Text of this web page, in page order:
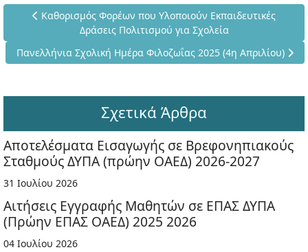
Προηγούμενο άρθρο: Καθορισμός Φορέων που Υλοποιούν
Καθορισμός Φορέων που Υλοποιούν Εκπαιδευτικές
Δράσεις Πολιτισμού για Σχολεία
Επόμενο άρθρο: Πανελλήνια Σχολική Ημέρα Φιλοζωΐας 2025
Πανελλήνια Σχολική Ημέρα Φιλοζωΐας 2025 (4η Απριλίου)
Σχετικά Άρθρα
Αποτελέσματα Εισαγωγής σε Βρεφονηπιακούς
Σταθμούς ΔΥΠΑ (πρώην ΟΑΕΔ) 2026-2027
31 Ιουλίου 2026
Αιτήσεις Εγγραφής Μαθητών σε ΕΠΑΣ ΔΥΠΑ
(Πρώην ΕΠΑΣ ΟΑΕΔ) 2025 2026
04 Ιουλίου 2026